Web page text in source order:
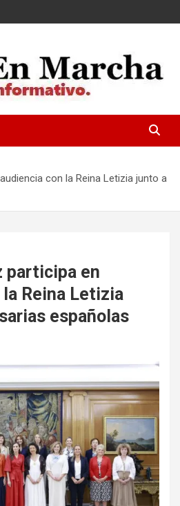
con la Reina Letizia junto a
participa en
Reina Letizia
españolas